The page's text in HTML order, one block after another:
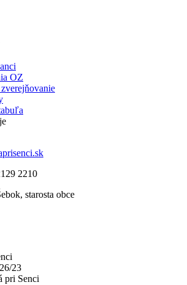
OZ
2210
starosta obce
23
pri Senci